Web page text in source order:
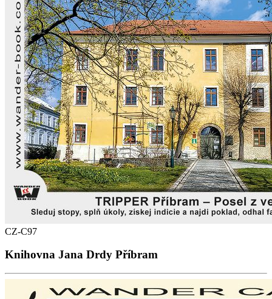
CZ-C97
Knihovna Jana Drdy Příbram